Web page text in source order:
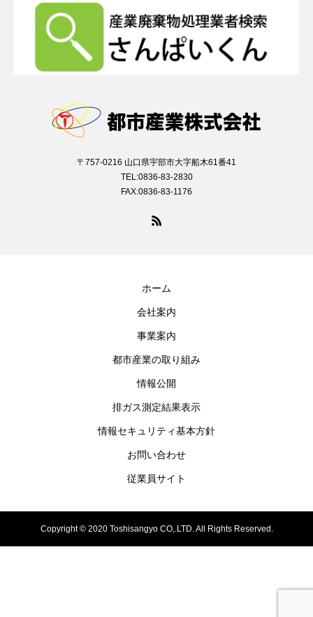
〒757-0216 山口県宇部市大字船木61番41
TEL:0836-83-2830
FAX:0836-83-1176
ホーム
会社案内
事業案内
都市産業の取り組み
情報公開
排ガス測定結果表示
情報セキュリティ基本方針
お問い合わせ
従業員サイト
Copyright © 2020 Toshisangyo CO,.LTD. All Rights Reserved.